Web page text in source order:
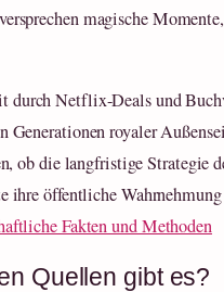
magische
durch Netflix-Deals und
Generationen royaler
ob die langfristige Strategie
öffentliche Wahrnehmung
Fakten und Methoden
Quellen gibt es?